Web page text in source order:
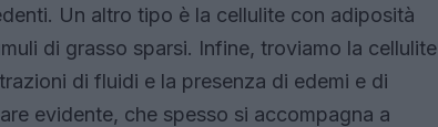
Un altro tipo è la cellulite con adiposità
di grasso sparsi. Infine, troviamo la cellulite
di fluidi e la presenza di edemi e di
evidente, che spesso si accompagna a